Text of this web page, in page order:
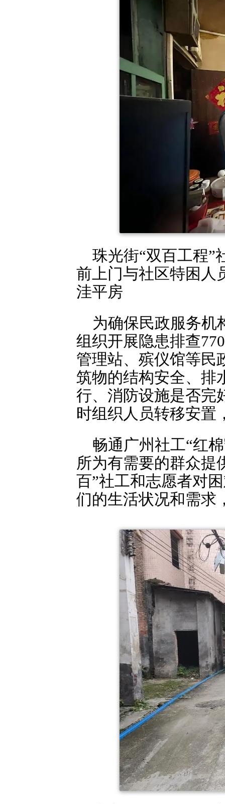
珠光街“双百工程”
前上门与社区特困人
洼平房
为确保民政服务机
组织开展隐患排查
管理站、殡仪馆等民
筑物的结构安全、排
行、消防设施是否完
时组织人员转移安置
畅通广州社工“红
所为有需要的群众提
百”社工和志愿者对
们的生活状况和需求